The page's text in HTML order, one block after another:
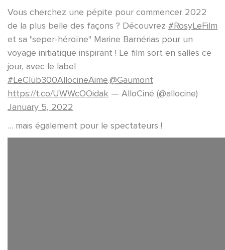
Vous cherchez une pépite pour commencer 2022
de la plus belle des façons ? Découvrez #RosyLeFilm
et sa "seper-héroïne" Marine Barnérias pour un
voyage initiatique inspirant ! Le film sort en salles ce
jour, avec le label
#LeClub300AllocineAime.@Gaumont
https://t.co/UWWcOOidak — AlloCiné (@allocine)
January 5, 2022
… mais également pour le spectateurs !